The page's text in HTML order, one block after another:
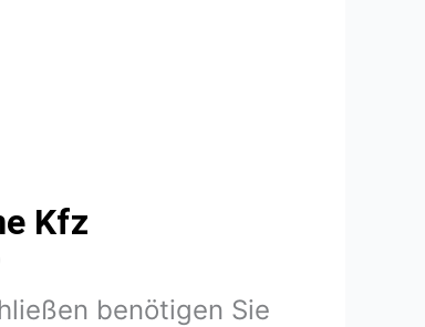
Kfz
benötigen Sie